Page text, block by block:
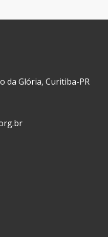
da Glória, Curitiba-PR